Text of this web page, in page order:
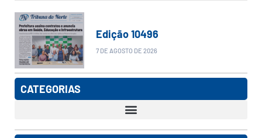
Edição 10496
7 DE AGOSTO DE 2026
CATEGORIAS